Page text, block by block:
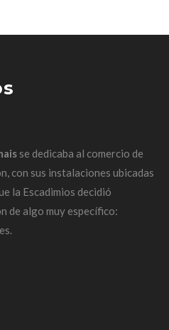
se dedicaba al comercio de
con sus instalaciones ubicadas
la Escadimios decidió
de algo muy específico: